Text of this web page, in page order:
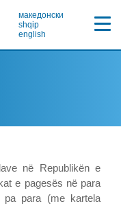
македонски
shqip
english
në Republikën e
e pagesës në para
para (me kartela